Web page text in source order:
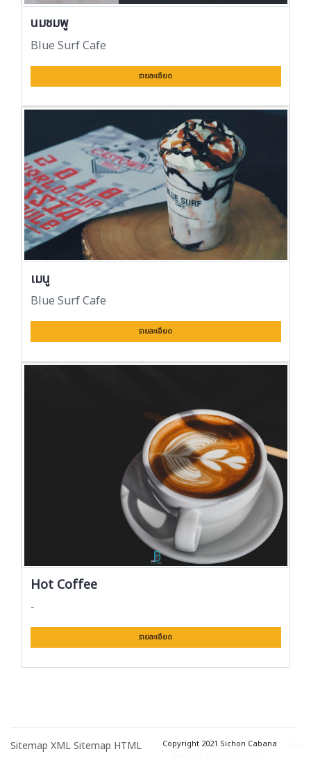
นมชมพู
Blue Surf Cafe
รายละเอียด
เมนู
Blue Surf Cafe
รายละเอียด
Hot Coffee
-
รายละเอียด
Sitemap XMLSitemap HTML
Copyright 2021 Sichon Cabana